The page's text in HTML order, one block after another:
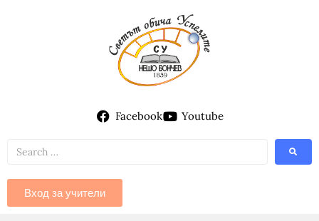
Facebook Youtube
Вход за учители